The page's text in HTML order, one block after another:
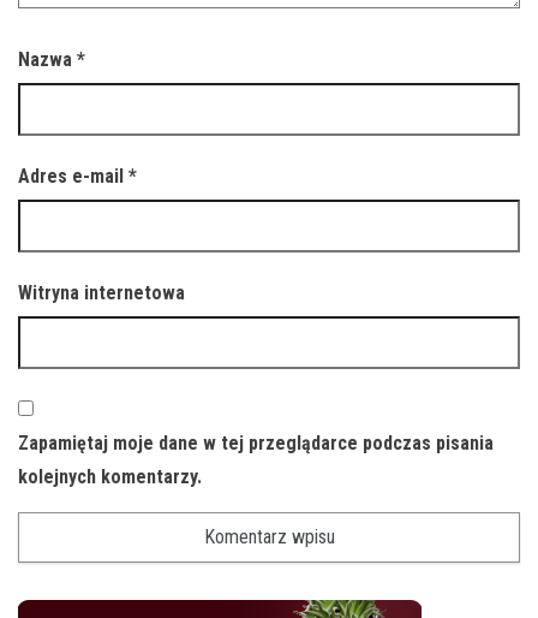
Nazwa *
Adres e-mail *
Witryna internetowa
Zapamiętaj moje dane w tej przeglądarce podczas pisania
kolejnych komentarzy.